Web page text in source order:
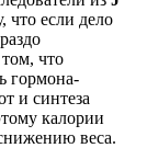
если дело
что
гормона-
и синтеза
калории
веса.